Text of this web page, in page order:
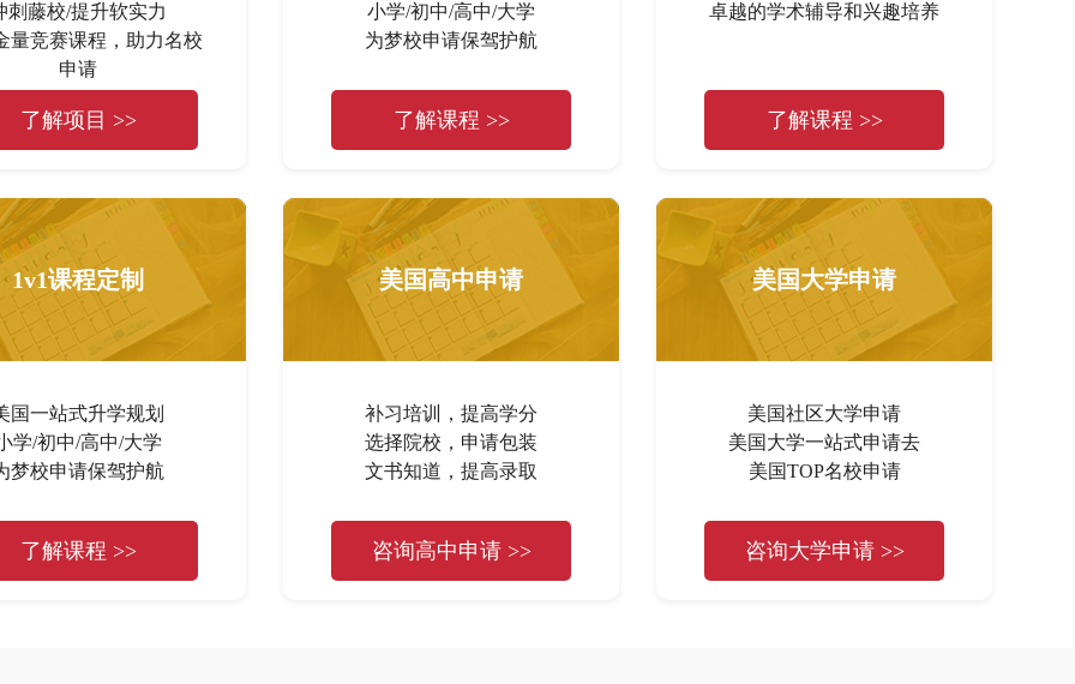
刺藤校/提升软实力
量竞赛课程，助力名校
申请
了解项目 >>
小学/初中/高中/大学
为梦校申请保驾护航
了解课程 >>
卓越的学术辅导和兴趣培养
了解课程 >>
1v1课程定制
国一站式升学规划
学/初中/高中/大学
梦校申请保驾护航
了解课程 >>
美国高中申请
补习培训，提高学分
选择院校，申请包装
文书知道，提高录取
咨询高中申请 >>
美国大学申请
美国社区大学申请
美国大学一站式申请去
美国TOP名校申请
咨询大学申请 >>